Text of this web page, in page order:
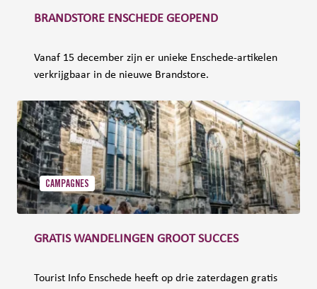
BRANDSTORE ENSCHEDE GEOPEND
Vanaf 15 december zijn er unieke Enschede-artikelen
verkrijgbaar in de nieuwe Brandstore.
CAMPAGNES
GRATIS WANDELINGEN GROOT SUCCES
Tourist Info Enschede heeft op drie zaterdagen gratis